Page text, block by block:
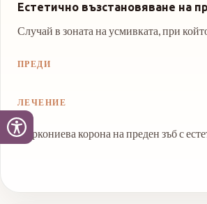
Естетично възстановяване на
Случай в зоната на усмивката, при
ПРЕДИ
ЛЕЧЕНИЕ
Циркониева корона на преден зъб с